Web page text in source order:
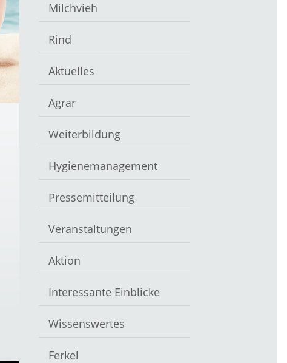
Milchvieh
Rind
Aktuelles
Agrar
Weiterbildung
Hygienemanagement
Pressemitteilung
Veranstaltungen
Aktion
Interessante Einblicke
Wissenswertes
Ferkel